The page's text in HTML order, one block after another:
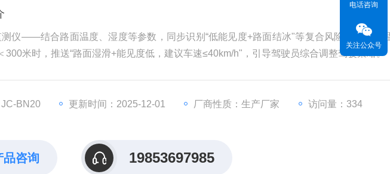
仪——结合路面温度、湿度等参数，同步识别“低能见度+路面结冰"等复合风险，例如当
米时，推送“路面湿滑+能见度低，建议车速≤40km/h"，引导驾驶员综合调整驾驶策略。
BN20 更新时间：2025-12-01 厂商性质：生产厂家 访问量：334
品咨询 19853697985
电话咨询
关注公众号